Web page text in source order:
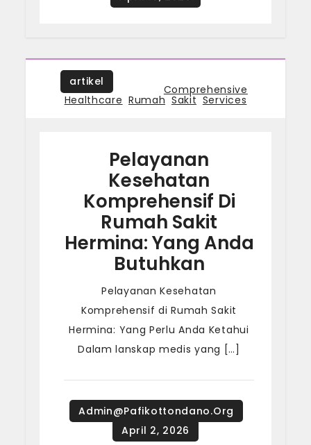
artikel
Comprehensive
Healthcare Rumah Sakit Services
Pelayanan
Kesehatan
Komprehensif Di
Rumah Sakit
Hermina: Yang Anda
Butuhkan
Pelayanan Kesehatan
Komprehensif di Rumah Sakit
Hermina: Yang Perlu Anda Ketahui
Dalam lanskap medis yang […]